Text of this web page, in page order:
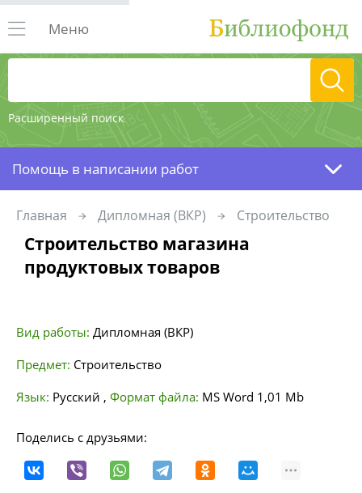
Расширенный поиск
Меню
Помощь в написании работ
Главная Дипломная (ВКР) Строительство
Строительство магазина
продуктовых товаров
Вид работы: Дипломная (ВКР)
Предмет: Строительство
Язык: Русский , Формат файла: MS Word 1,01 Mb
Поделись с друзьями: